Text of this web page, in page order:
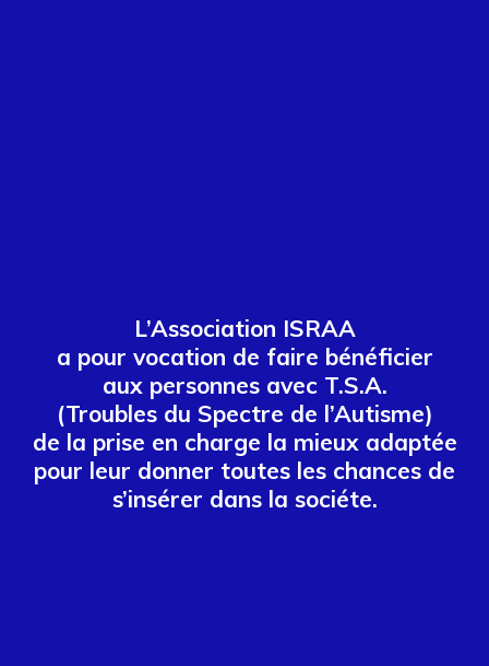
L’Association ISRAA
a pour vocation de faire bénéficier
aux personnes avec T.S.A.
(Troubles du Spectre de l’Autisme)
de la prise en charge la mieux adaptée
pour leur donner toutes les chances de
s’insérer dans la sociéte.